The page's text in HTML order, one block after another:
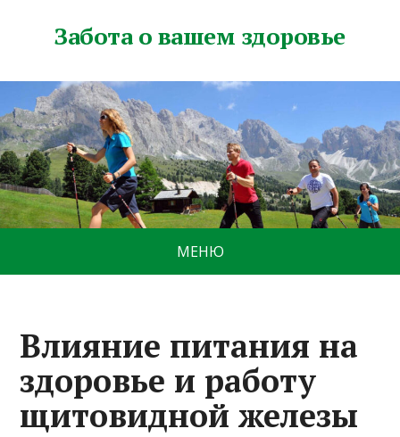
Забота о вашем здоровье
МЕНЮ
Влияние питания на
здоровье и работу
щитовидной железы